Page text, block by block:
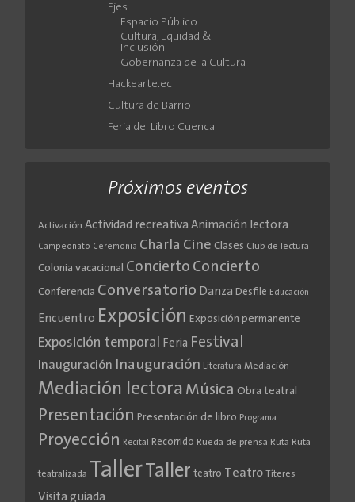
Ejes
Espacio Público
Cultura, Equidad &
Inclusión
Gobernanza de la Cultura
Hackearte.ec
Cultura de Barrio
Feria del Libro Cuenca
Próximos eventos
Activación Actividad recreativa Animación lectora
Campeonato Ceremonia Charla Cine Clases Club de lectura
Colonia vacacional Concierto Concierto
Conferencia Conversatorio Danza Desfile Educación
Encuentro Exposición Exposición permanente
Exposición temporal Feria Festival
Inauguración Inauguración Literatura Mediación
Mediación lectora Música Obra teatral
Presentación Presentación de libro Programa
Proyección Recital Recorrido Rueda de prensa Ruta Ruta
teatralizada Taller Taller teatro Teatro Títeres
Visita guiada